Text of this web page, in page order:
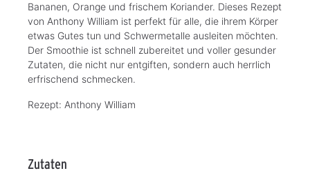
Bananen, Orange und frischem Koriander. Dieses Rezept
von Anthony William ist perfekt für alle, die ihrem Körper
etwas Gutes tun und Schwermetalle ausleiten möchten.
Der Smoothie ist schnell zubereitet und voller gesunder
Zutaten, die nicht nur entgiften, sondern auch herrlich
erfrischend schmecken.
Rezept: Anthony William
Zutaten